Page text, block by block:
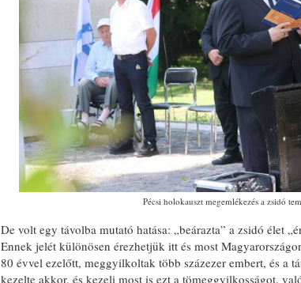
Pécsi holokauszt megemlékezés a zsidó
De volt egy távolba mutató hatása: „beárazta” a zsidó élet
Ennek jelét különösen érezhetjük itt és most
80 évvel ezelőtt, meggyilkoltak több százezer embert, és a
kezelte akkor, és kezeli most is ezt a tömeggyilkosságot,